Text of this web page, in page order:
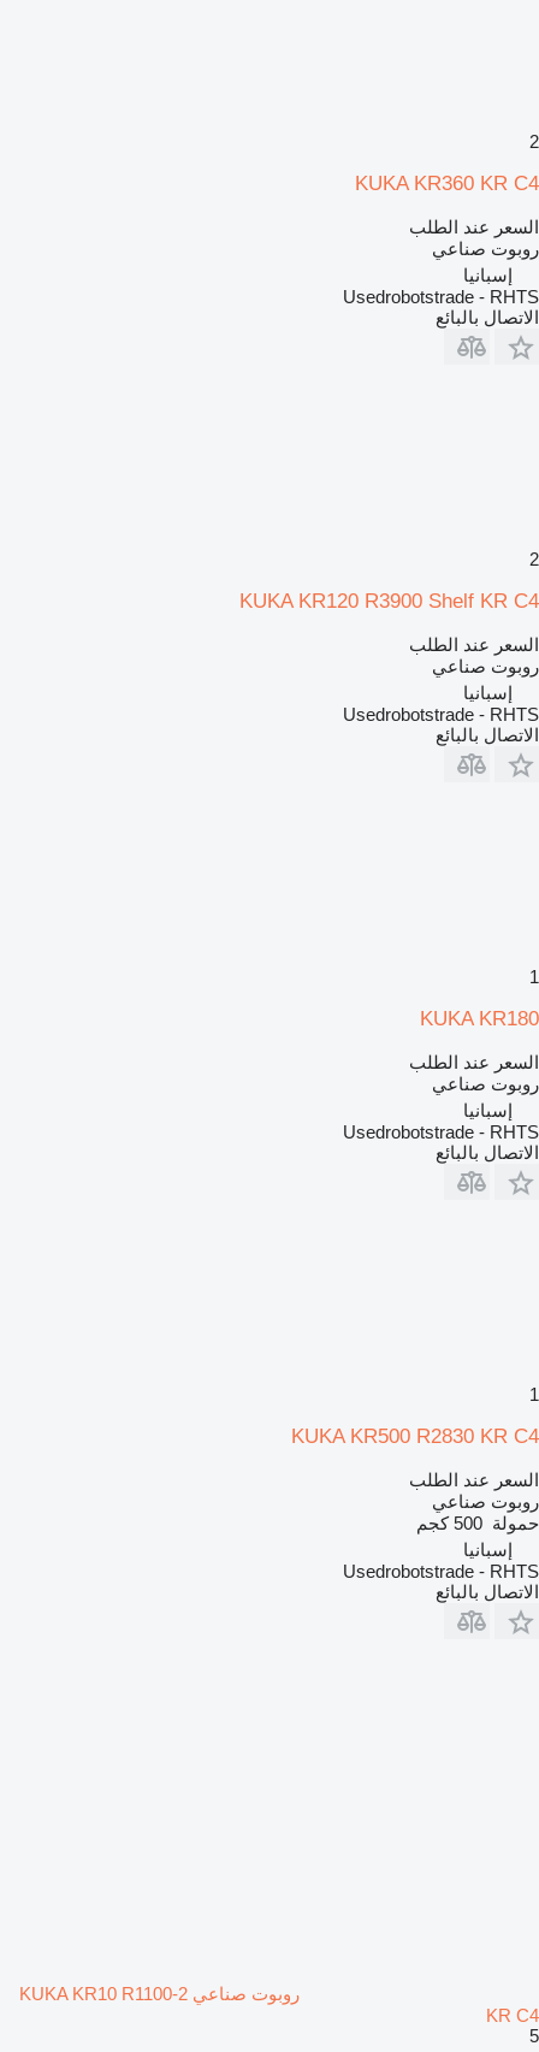
2
KUKA KR360 KR C4
السعر عند الطلب
روبوت صناعي
إسبانيا
Usedrobotstrade - RHTS
الاتصال بالبائع
2
KUKA KR120 R3900 Shelf KR C4
السعر عند الطلب
روبوت صناعي
إسبانيا
Usedrobotstrade - RHTS
الاتصال بالبائع
1
KUKA KR180
السعر عند الطلب
روبوت صناعي
إسبانيا
Usedrobotstrade - RHTS
الاتصال بالبائع
1
KUKA KR500 R2830 KR C4
السعر عند الطلب
روبوت صناعي
حمولة 500 كجم
إسبانيا
Usedrobotstrade - RHTS
الاتصال بالبائع
روبوت صناعي KUKA KR10 R1100-2
KR C4
5